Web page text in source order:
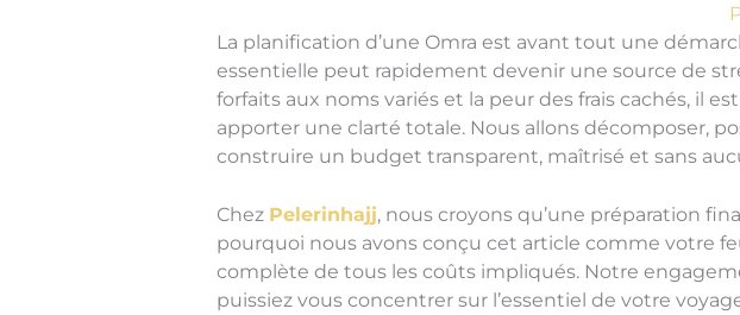
La planification d’une Omra est avant tout une
essentielle peut rapidement devenir une source de
forfaits aux noms variés et la peur des frais cachés, il
apporter une clarté totale. Nous allons décomposer,
construire un budget transparent, maîtrisé et sans
Chez Pelerinhajj, nous croyons qu’une préparation
pourquoi nous avons conçu cet article comme votre
complète de tous les coûts impliqués. Notre
puissiez vous concentrer sur l’essentiel de votre